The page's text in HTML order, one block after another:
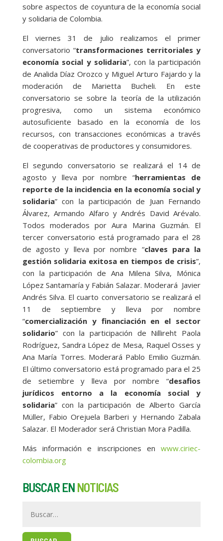
sobre aspectos de coyuntura de la economía social
y solidaria de Colombia.
El viernes 31 de julio realizamos el primer
conversatorio “transformaciones territoriales y
economía social y solidaria”, con la participación
de Analida Díaz Orozco y Miguel Arturo Fajardo y la
moderación de Marietta Bucheli. En este
conversatorio se sobre la teoría de la utilización
progresiva, como un sistema económico
autosuficiente basado en la economía de los
recursos, con transacciones económicas a través
de cooperativas de productores y consumidores.
El segundo conversatorio se realizará el 14 de
agosto y lleva por nombre “herramientas de
reporte de la incidencia en la economía social y
solidaria” con la participación de Juan Fernando
Álvarez, Armando Alfaro y Andrés David Arévalo.
Todos moderados por Aura Marina Guzmán. El
tercer conversatorio está programado para el 28
de agosto y lleva por nombre “claves para la
gestión solidaria exitosa en tiempos de crisis”,
con la participación de Ana Milena Silva, Mónica
López Santamaría y Fabián Salazar. Moderará Javier
Andrés Silva. El cuarto conversatorio se realizará el
11 de septiembre y lleva por nombre
“comercialización y financiación en el sector
solidario” con la participación de Nillireht Paola
Rodríguez, Sandra López de Mesa, Raquel Osses y
Ana María Torres. Moderará Pablo Emilio Guzmán.
El último conversatorio está programado para el 25
de setiembre y lleva por nombre “desafios
jurídicos entorno a la economía social y
solidaria” con la participación de Alberto García
Müller, Fabio Orejuela Barberi y Hernando Zabala
Salazar. El Moderador será Christian Mora Padilla.
Más información e inscripciones enwww.ciriec-
colombia.org
BUSCAR EN NOTICIAS